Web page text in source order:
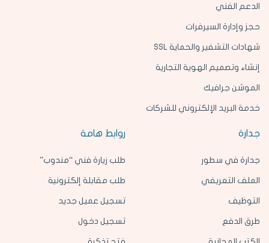
جدارة
جدارة في سطور
الملف التعريفي
التوظيف
طرق الدفع
الدعم الفني
حجز وإدارة السيرفرات
شهادات التشفير والحماية SSL
إنشاء وتصميم الهوية التجارية
الموشن جرافيك
خدمة البريد الإلكتروني للشركات
روابط هامة
طلب زيارة فني “مندوب”
طلب مقابلة إلكترونية
تسجيل عميل جديد
تسجيل دخول